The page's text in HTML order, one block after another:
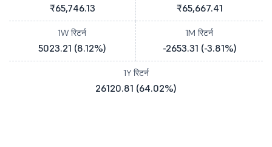
₹65,746.13 ₹65,667.41
1W रिटर्न
5023.21 (8.12%)
1M रिटर्न
-2653.31 (-3.81%)
1Y रिटर्न
26120.81 (64.02%)